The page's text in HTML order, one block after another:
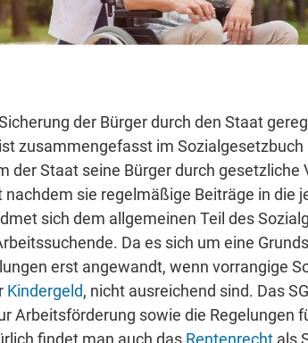
der Bürger durch den Staat
zusammengefasst im Sozialgesetzbuch
der Staat seine Bürger durch gesetzliche
sie regelmäßige Beiträge in die
sich dem allgemeinen Teil des
Da es sich um eine
erst angewandt, wenn vorrangige
Kindergeld, nicht ausreichend sind. Das
Arbeitsförderung sowie die Regelungen
findet man auch das Rentenrecht als